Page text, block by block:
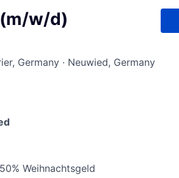
w/d)
Germany · Neuwied, Germany
Weihnachtsgeld